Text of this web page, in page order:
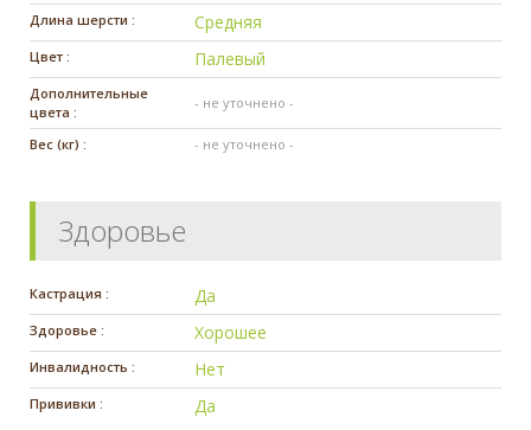
Длина шерсти : Средняя
Цвет : Палевый
Дополнительные
цвета :
- не уточнено -
Вес (кг) : - не уточнено -
Здоровье
Кастрация : Да
Здоровье : Хорошее
Инвалидность : Нет
Прививки : Да